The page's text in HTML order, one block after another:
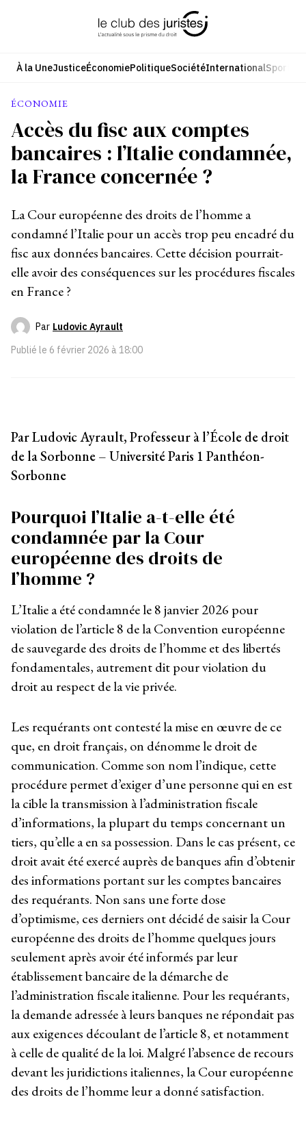
À la UneJusticeÉconomiePolitiqueSociétéInternationalSport
ÉCONOMIE
Accès du fisc aux comptes
bancaires : l’Italie condamnée,
la France concernée ?
La Cour européenne des droits de l’homme a
condamné l’Italie pour un accès trop peu encadré du
fisc aux données bancaires. Cette décision pourrait-
elle avoir des conséquences sur les procédures fiscales
en France ?
Par Ludovic Ayrault
Publié le 6 février 2026 à 18:00
Par Ludovic Ayrault, Professeur à l’École de droit
de la Sorbonne – Université Paris 1 Panthéon-
Sorbonne
Pourquoi l’Italie a-t-elle été
condamnée par la Cour
européenne des droits de
l’homme ?
L’Italie a été condamnée le 8 janvier 2026 pour
violation de l’article 8 de la Convention européenne
de sauvegarde des droits de l’homme et des libertés
fondamentales, autrement dit pour violation du
droit au respect de la vie privée.
Les requérants ont contesté la mise en œuvre de ce
que, en droit français, on dénomme le droit de
communication. Comme son nom l’indique, cette
procédure permet d’exiger d’une personne qui en est
la cible la transmission à l’administration fiscale
d’informations, la plupart du temps concernant un
tiers, qu’elle a en sa possession. Dans le cas présent, ce
droit avait été exercé auprès de banques afin d’obtenir
des informations portant sur les comptes bancaires
des requérants. Non sans une forte dose
d’optimisme, ces derniers ont décidé de saisir la Cour
européenne des droits de l’homme quelques jours
seulement après avoir été informés par leur
établissement bancaire de la démarche de
l’administration fiscale italienne. Pour les requérants,
la demande adressée à leurs banques ne répondait pas
aux exigences découlant de l’article 8, et notamment
à celle de qualité de la loi. Malgré l’absence de recours
devant les juridictions italiennes, la Cour européenne
des droits de l’homme leur a donné satisfaction.